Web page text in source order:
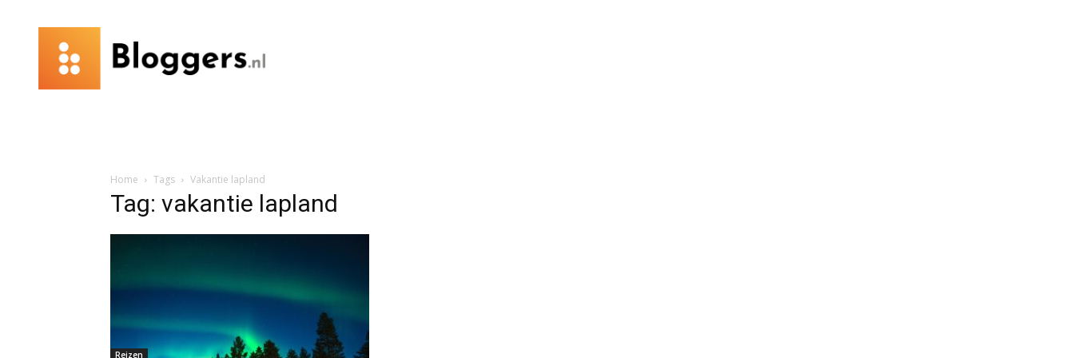
Home Tags Vakantie lapland
Tag: vakantie lapland
Reizen